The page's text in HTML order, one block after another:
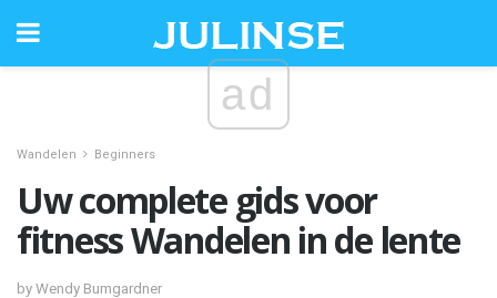
ad
Wandelen Beginners
Uw complete gids voor
fitness Wandelen in de lente
by Wendy Bumgardner